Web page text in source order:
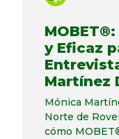
y Eficaz
Martínez
Mónica
Norte de
cómo